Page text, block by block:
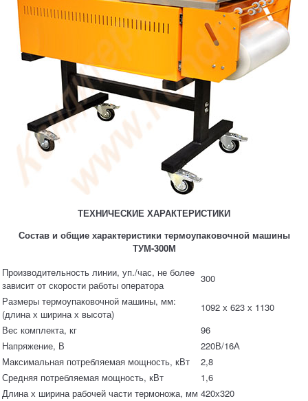
ТЕХНИЧЕСКИЕ ХАРАКТЕРИСТИКИ
Состав и общие характеристики термоупаковочной машины
ТУМ-300М
Производительность линии, уп./час, не более
зависит от скорости работы оператора
300
Размеры термоупаковочной машины, мм:
(длина х ширина х высота)
1092 х 623 х 1130
Вес комплекта, кг
96
Напряжение, В
220В/16А
Максимальная потребляемая мощность, кВт
2,8
Средняя потребляемая мощность, кВт
1,6
Длина х ширина рабочей части термоножа, мм 420х320